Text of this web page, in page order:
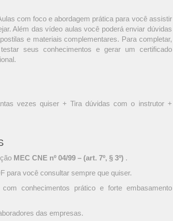
com foco e abordagem prática para você assistir
Além das vídeo aulas você poderá enviar dúvidas
e materiais complementares. Para completar,
seus conhecimentos e gerar um certificado
vezes quiser + Tira dúvidas com o instrutor +
MEC CNE nº 04/99 – (art. 7º, § 3º) .
para você consultar sempre que quiser.
conhecimentos prático e forte embasamento
das empresas.